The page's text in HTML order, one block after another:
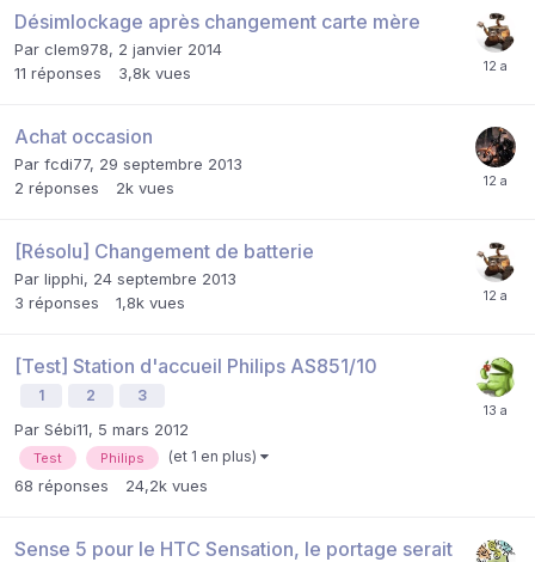
Désimlockage après changement carte mère
Par clem978, 2 janvier 2014
11 réponses 3,8k vues
Achat occasion
Par fcdi77, 29 septembre 2013
2 réponses 2k vues
[Résolu] Changement de batterie
Par lipphi, 24 septembre 2013
3 réponses 1,8k vues
[Test] Station d'accueil Philips AS851/10
1 2 3
Par Sébi11, 5 mars 2012
Test Philips (et 1 en plus)
68 réponses 24,2k vues
Sense 5 pour le HTC Sensation, le portage serait